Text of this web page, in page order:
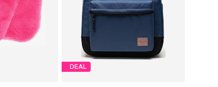
DEAL